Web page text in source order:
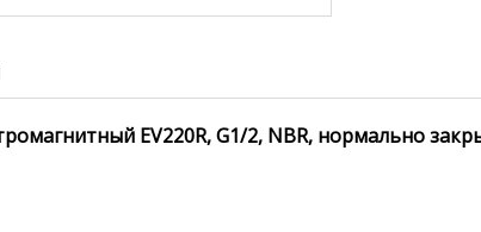
EV220R, G1/2, NBR, нормально